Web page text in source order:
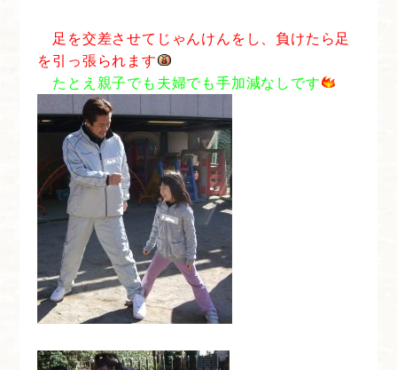
足を交差させてじゃんけんをし、負けたら足
を引っ張られます
たとえ親子でも夫婦でも手加減なしです